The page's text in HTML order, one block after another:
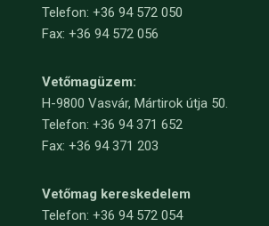
Telefon: +36 94 572 050
Fax: +36 94 572 056
Vetőmagüzem:
H-9800 Vasvár, Mártirok útja 50.
Telefon: +36 94 371 652
Fax: +36 94 371 203
Vetőmag kereskedelem
Telefon: +36 94 572 054